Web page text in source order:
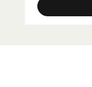
aus, die mit
eine ca. 2 mm